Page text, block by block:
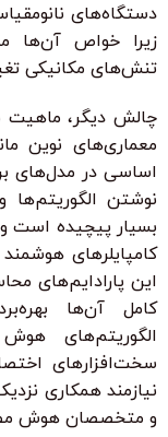
دستگاه‌های
زیرا خواص آن‌ها
تنش‌های مکانیکی
چالش دیگر، ماهیت
اساسی در مدل‌های
نوشتن الگوریتم‌ها
بسیار پیچیده است و
کامپایلرهای هوشمند
این پارادایم‌های
کامل آن‌ها
الگوریتم‌های
سخت‌افزارهای
نیازمند همکاری
و متخصصان هوش